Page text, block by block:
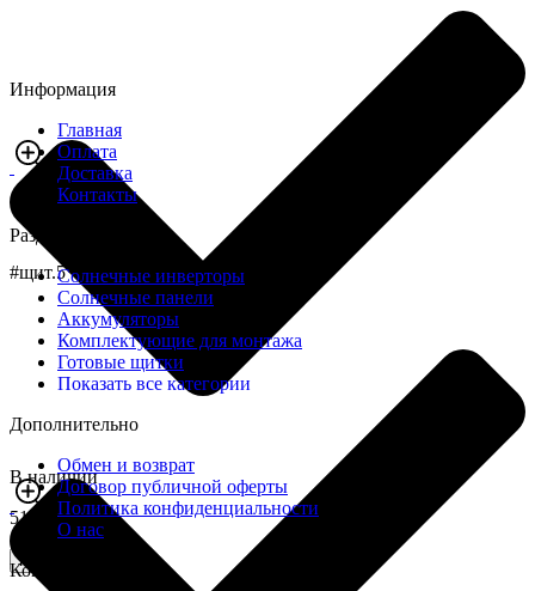
В наличии
5170,0 грн
Купить
#щит.5
Информация
Главная
Оплата
Доставка
Контакты
Разделы
Солнечные инверторы
Солнечные панели
Аккумуляторы
Комплектующие для монтажа
Готовые щитки
Показать все категории
Дополнительно
Обмен и возврат
Договор публичной оферты
Политика конфиденциальности
О нас
Контакты